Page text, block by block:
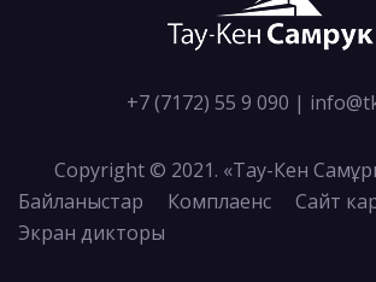
+7 (7172) 55 9 090 |
Copyright © 2021. «Тау-Кен
Байланыстар
Комплаенс
Сайт
Экран дикторы